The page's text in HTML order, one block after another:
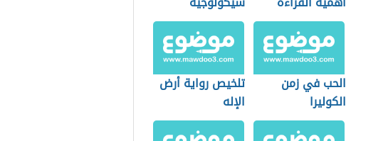
الجماهير
الحب في زمن
الكوليرا
تلخيص رواية أرض
الإله